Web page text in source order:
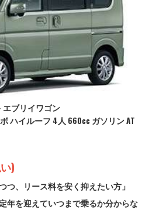
エブリイワゴン
ハイルーフ 4人 660cc ガソリン AT
)
つ、リース料を安く抑えたい方」
年を迎えていつまで乗るか分からな